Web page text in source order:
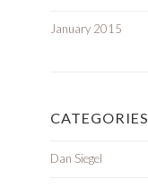
January 2015
CATEGORIES
Dan Siegel